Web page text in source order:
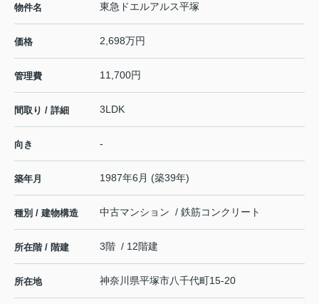
物件名 東急ドエルアルス平塚
価格 2,698万円
管理費 11,700円
間取り / 詳細 3LDK
向き -
築年月 1987年6月 (築39年)
種別 / 建物構造 中古マンション / 鉄筋コンクリート
所在階 / 階建 3階 / 12階建
所在地 神奈川県平塚市八千代町15-20